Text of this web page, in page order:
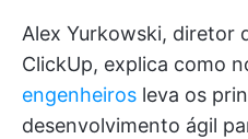
Alex Yurkowski, diretor
ClickUp, explica como
engenheiros leva os
desenvolvimento ágil